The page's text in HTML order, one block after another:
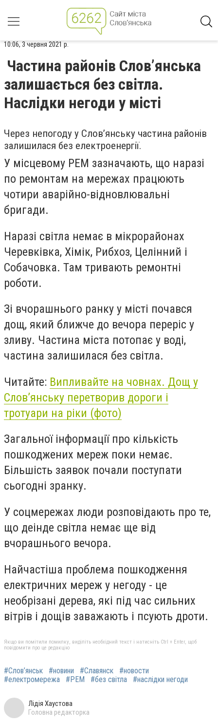
10:06, 3 червня 2021 р.
Частина районів Слов’янська
залишається без світла.
Наслідки негоди у місті
Через непогоду у Слов’янську частина районів
залишилася без електроенергії.
У місцевому РЕМ зазначають, що наразі
по ремонтам на мережах працюють
чотири аварійно-відновлювальні
бригади.
Наразі світла немає в мікрорайонах
Черевківка, Хімік, Рибхоз, Целінний і
Собачовка. Там тривають ремонтні
роботи.
Зі вчорашнього ранку у місті почався
дощ, який ближче до вечора переріс у
зливу. Частина міста потопає у воді,
частина залишилася без світла.
Читайте: Випливайте на човнах. Дощ у
Слов’янську перетворив дороги і
тротуари на ріки (фото)
Загальної інформації про кількість
пошкоджених мереж поки немає.
Більшість заявок почали поступати
сьогодні зранку.
У соцмережах люди розповідають про те,
що деінде світла немає ще від
вчорашнього вечора.
Найчастіша проблема пошкодження
електричних мереж у негоду - це
необрізані дерева, які під час сильних
вітрів і дощів заважають і псують дроти.
Якщо ви помітили помилку, виділіть необхідний текст і натисніть Ctrl + Enter, щоб
повідомити про це редакцію
#Слов’янськ #новини #Славянск
#новости
#електромережа
#РЕМ #без світла #наслідки негоди
Лідія Хаустова
Головна редакторка